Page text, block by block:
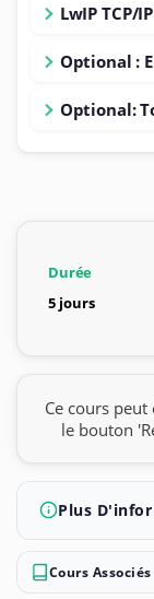
LwIP TCP/
Optional :
Optional:
Durée
5 jours
Ce cours
le bouton
Plus
Cours Associés